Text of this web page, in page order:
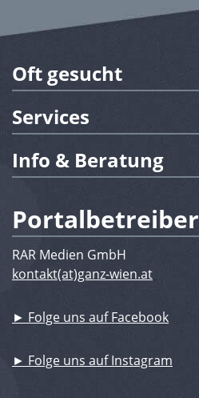
Oft gesucht
Services
Info & Beratung
Portalbetreiber
RAR Medien GmbH
kontakt(at)ganz-wien.at
► Folge uns auf Facebook
► Folge uns auf Instagram